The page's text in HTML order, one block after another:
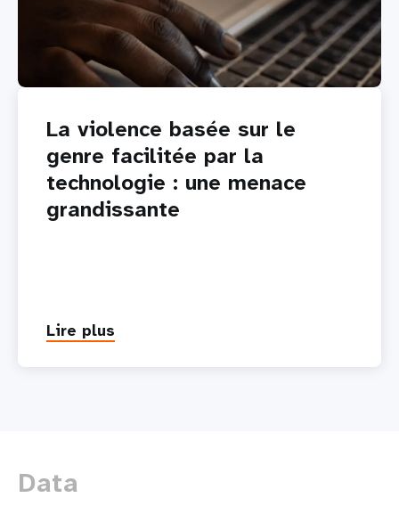
La violence basée sur le
genre facilitée par la
technologie : une menace
grandissante
Lire plus
about
par
Data